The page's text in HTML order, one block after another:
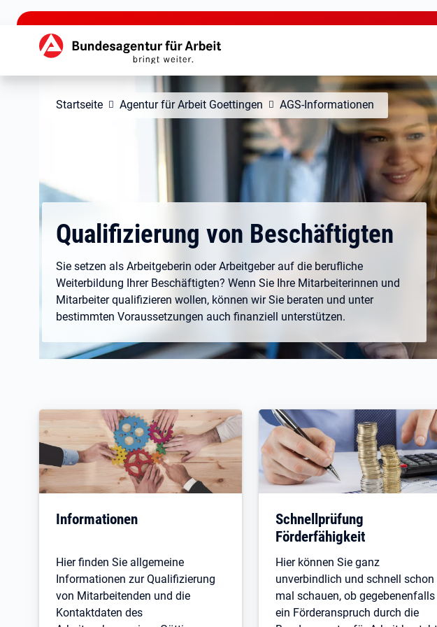
zu den Hauptinhalten springen
Hauptnavigation
Startseite Agentur für Arbeit Goettingen AGS-Informationen
Qualifizierung von Beschäftigten
Sie setzen als Arbeitgeberin oder Arbeitgeber auf die berufliche
Weiterbildung Ihrer Beschäftigten? Wenn Sie Ihre Mitarbeiterinnen und
Mitarbeiter qualifizieren wollen, können wir Sie beraten und unter
bestimmten Voraussetzungen auch finanziell unterstützen.
Informationen
Hier finden Sie allgemeine
Informationen zur Qualifizierung
von Mitarbeitenden und die
Kontaktdaten des
Schnellprüfung
Förderfähigkeit
Hier können Sie ganz
unverbindlich und schnell schon
mal schauen, ob gegebenenfalls
ein Förderanspruch durch die